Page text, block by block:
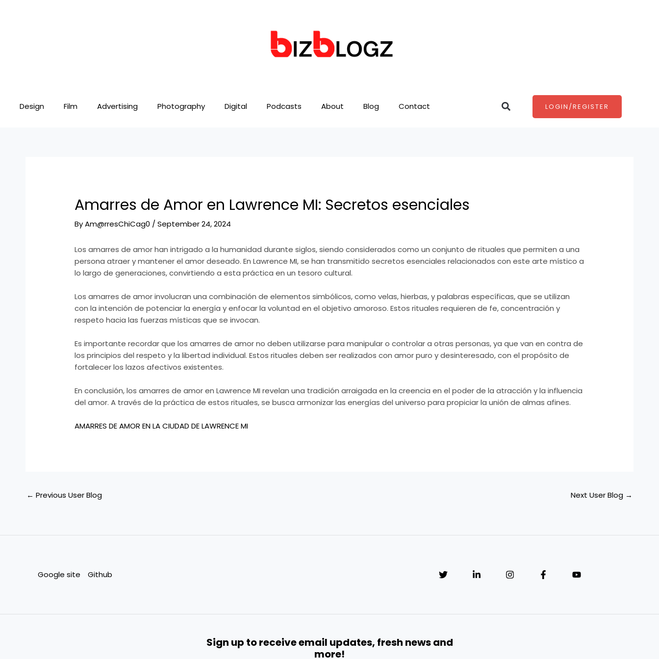
Design Film Advertising Photography Digital Podcasts About Blog Contact SearchLOGIN/REGISTER
Amarres de Amor en Lawrence MI: Secretos esenciales
ByAm@rresChiCag0 /September 24, 2024
Los amarres de amor han intrigado a la humanidad durante siglos, siendo considerados como un conjunto de rituales que permiten a una
persona atraer y mantener el amor deseado. En Lawrence MI, se han transmitido secretos esenciales relacionados con este arte místico a
lo largo de generaciones, convirtiendo a esta práctica en un tesoro cultural.
Los amarres de amor involucran una combinación de elementos simbólicos, como velas, hierbas, y palabras específicas, que se utilizan
con la intención de potenciar la energía y enfocar la voluntad en el objetivo amoroso. Estos rituales requieren de fe, concentración y
respeto hacia las fuerzas místicas que se invocan.
Es importante recordar que los amarres de amor no deben utilizarse para manipular o controlar a otras personas, ya que van en contra de
los principios del respeto y la libertad individual. Estos rituales deben ser realizados con amor puro y desinteresado, con el propósito de
fortalecer los lazos afectivos existentes.
En conclusión, los amarres de amor en Lawrence MI revelan una tradición arraigada en la creencia en el poder de la atracción y la influencia
del amor. A través de la práctica de estos rituales, se busca armonizar las energías del universo para propiciar la unión de almas afines.
AMARRES DE AMOR EN LA CIUDAD DE LAWRENCE MI
← Previous User Blog Next User Blog →
Google site Github
Sign up to receive email updates, fresh news and
more!